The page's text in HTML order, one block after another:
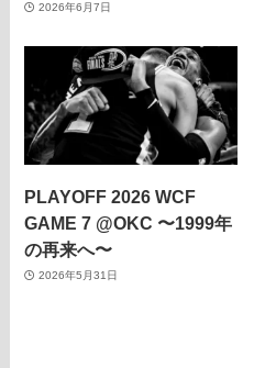
2026年6月7日
PLAYOFF 2026 WCF
GAME 7 @OKC 〜1999年
の再来へ〜
2026年5月31日